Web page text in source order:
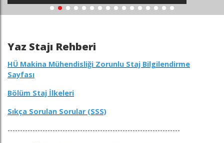
Yaz Stajı Rehberi
HÜ Makina Mühendisliği Zorunlu Staj Bilgilendirme
Sayfası
Bölüm Staj İlkeleri
Sıkça Sorulan Sorular (SSS)
---------------------------------------------------------------------